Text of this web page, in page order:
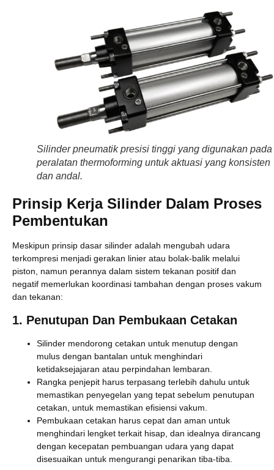
Silinder pneumatik presisi tinggi yang digunakan pada
peralatan thermoforming untuk aktuasi yang konsisten
dan andal.
Prinsip Kerja Silinder Dalam Proses
Pembentukan
Meskipun prinsip dasar silinder adalah mengubah udara
terkompresi menjadi gerakan linier atau bolak-balik melalui
piston, namun perannya dalam sistem tekanan positif dan
negatif memerlukan koordinasi tambahan dengan proses vakum
dan tekanan:
1. Penutupan Dan Pembukaan Cetakan
Silinder mendorong cetakan untuk menutup dengan
mulus dengan bantalan untuk menghindari
ketidaksejajaran atau perpindahan lembaran.
Rangka penjepit harus terpasang terlebih dahulu untuk
memastikan penyegelan yang tepat sebelum penutupan
cetakan, untuk memastikan efisiensi vakum.
Pembukaan cetakan harus cepat dan aman untuk
menghindari lengket terkait hisap, dan idealnya dirancang
dengan kecepatan pembuangan udara yang dapat
disesuaikan untuk mengurangi penarikan tiba-tiba.